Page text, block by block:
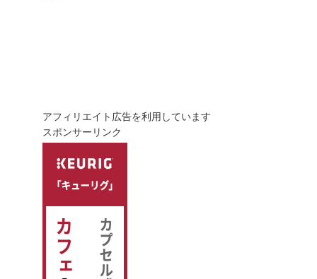
アフィリエイト広告を利用しています
スポンサーリンク